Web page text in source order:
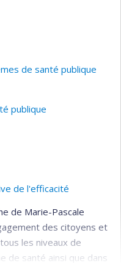
de santé publique
publique
de l'efficacité
de Marie-Pascale
des citoyens et
les niveaux de
de santé ainsi que dans